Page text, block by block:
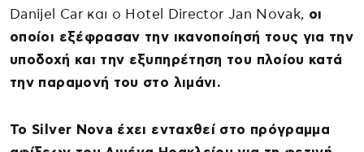
Danijel Car και ο Hotel Director Jan Novak, οι
οποίοι εξέφρασαν την ικανοποίησή τους για την
υποδοχή και την εξυπηρέτηση του πλοίου κατά
την παραμονή του στο λιμάνι.
Το Silver Nova έχει ενταχθεί στο πρόγραμμα